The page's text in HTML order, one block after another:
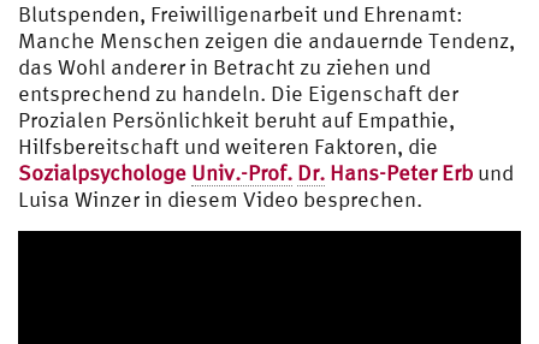
Blutspenden, Freiwilligenarbeit und Ehrenamt:
Manche Menschen zeigen die andauernde Tendenz,
das Wohl anderer in Betracht zu ziehen und
entsprechend zu handeln. Die Eigenschaft der
Prozialen Persönlichkeit beruht auf Empathie,
Hilfsbereitschaft und weiteren Faktoren, die
Sozialpsychologe Univ.-Prof. Dr. Hans-Peter Erb und
Luisa Winzer in diesem Video besprechen.